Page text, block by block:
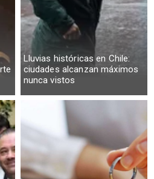
Lluvias históricas en Chile:
ciudades alcanzan máximos
nunca vistos